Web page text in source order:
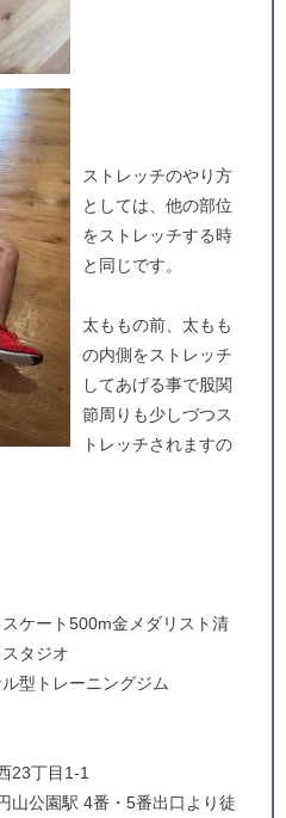
ストレッチのやり方
としては、他の部位
をストレッチする時
と同じです。
太ももの前、太もも
の内側をストレッチ
してあげる事で股関
節周りも少しづつス
トレッチされますの
ケート500m金メダリスト清
タジオ
ル型トレーニングジム
23丁目1-1
公園駅 4番・5番出口より徒